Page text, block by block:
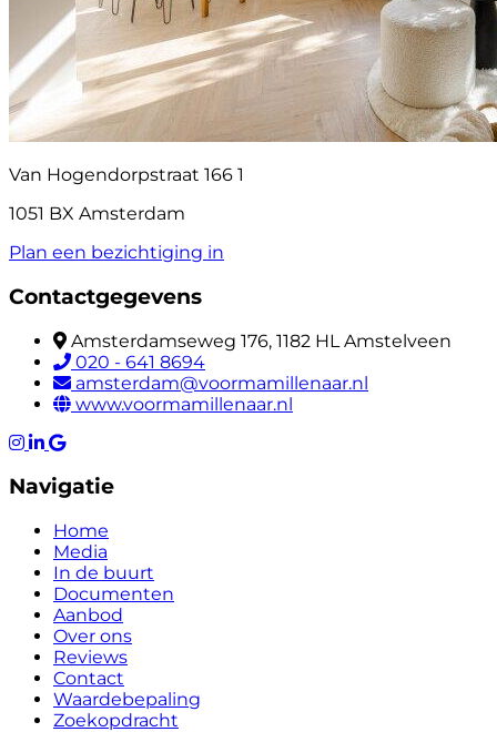
Van Hogendorpstraat 166 1
1051 BX Amsterdam
Plan een bezichtiging in
Contactgegevens
Amsterdamseweg 176, 1182 HL Amstelveen
020 - 641 8694
amsterdam@voormamillenaar.nl
www.voormamillenaar.nl
Navigatie
Home
Media
In de buurt
Documenten
Aanbod
Over ons
Reviews
Contact
Waardebepaling
Zoekopdracht